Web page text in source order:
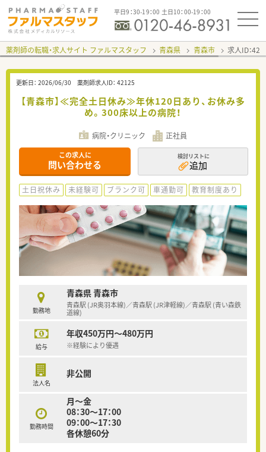
平日9：30-19：00 土日10：00-19：00
薬剤師の転職・求人サイト ファルマスタッフ 青森県 青森市 求人ID：
更新日： 2026/06/30 薬剤師求人ID： 42125
【青森市】≪完全土日休み≫年休120日あり、お休み多
め。300床以上の病院！
病院・クリニック 正社員
この求人に
問い合わせる
検討リストに
追加
土日祝休み 未経験可 ブランク可 車通勤可 教育制度あり
勤務地
青森県 青森市
青森駅 (JR奥羽本線)／青森駅 (JR津軽線)／青森駅 (青い森鉄
道線)
給与
年収450万円～480万円
※経験により優遇
法人名
非公開
勤務時間
月～金
08：30～17：00
09：00～17：30
各休憩60分